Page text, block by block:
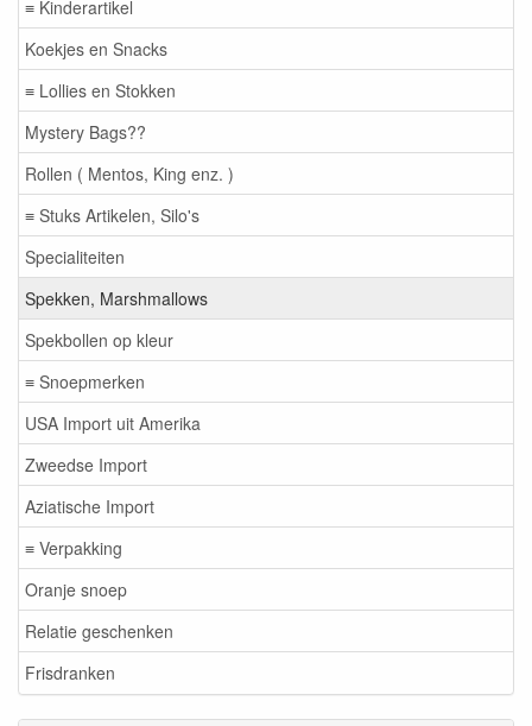
≡ Kinderartikel
Koekjes en Snacks
≡ Lollies en Stokken
Mystery Bags??
Rollen ( Mentos, King enz. )
≡ Stuks Artikelen, Silo's
Specialiteiten
Spekken, Marshmallows
Spekbollen op kleur
≡ Snoepmerken
USA Import uit Amerika
Zweedse Import
Aziatische Import
≡ Verpakking
Oranje snoep
Relatie geschenken
Frisdranken